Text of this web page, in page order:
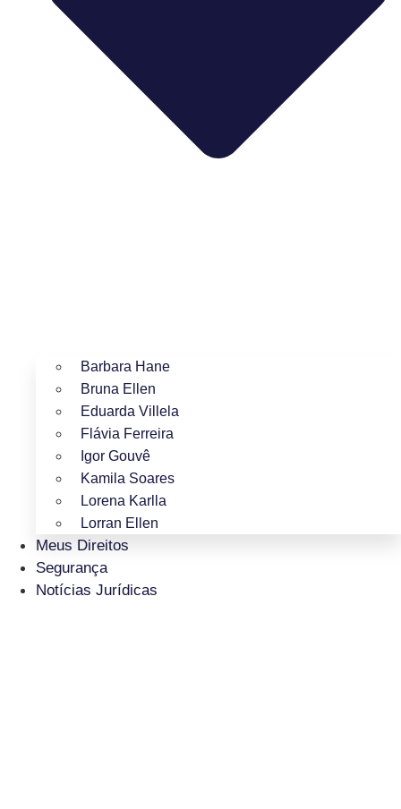
Barbara Hane
Bruna Ellen
Eduarda Villela
Flávia Ferreira
Igor Gouvê
Kamila Soares
Lorena Karlla
Lorran Ellen
Meus Direitos
Segurança
Notícias Jurídicas